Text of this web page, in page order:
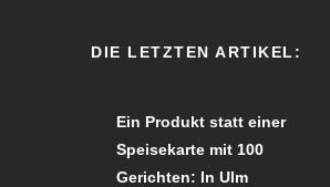
DIE LETZTEN ARTIKEL:
Ein Produkt statt einer
Speisekarte mit 100
Gerichten: In Ulm